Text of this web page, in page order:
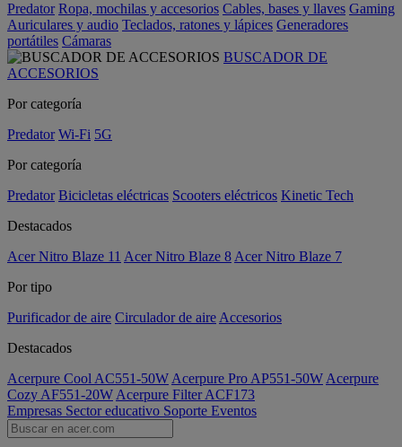
Predator Ropa, mochilas y accesorios Cables, bases y llaves Gaming
Auriculares y audio Teclados, ratones y lápices Generadores
portátiles Cámaras
BUSCADOR DE
ACCESORIOS
Por categoría
Predator Wi-Fi 5G
Por categoría
Predator Bicicletas eléctricas Scooters eléctricos Kinetic Tech
Destacados
Acer Nitro Blaze 11 Acer Nitro Blaze 8 Acer Nitro Blaze 7
Por tipo
Purificador de aire Circulador de aire Accesorios
Destacados
Acerpure Cool AC551-50W Acerpure Pro AP551-50W Acerpure
Cozy AF551-20W Acerpure Filter ACF173
Empresas Sector educativo Soporte Eventos